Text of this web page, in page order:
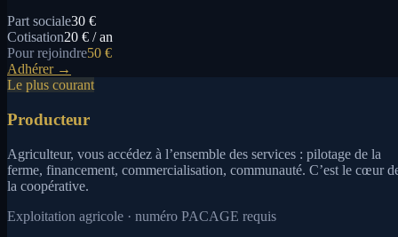
Part sociale30 €
Cotisation20 € / an
Pour rejoindre50 €
Adhérer →
Le plus courant
Producteur
Agriculteur, vous accédez à l’ensemble des services : pilotage de la
ferme, financement, commercialisation, communauté. C’est le cœur
la coopérative.
Exploitation agricole · numéro PACAGE requis